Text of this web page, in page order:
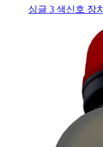
싱글 3 색신호 장치